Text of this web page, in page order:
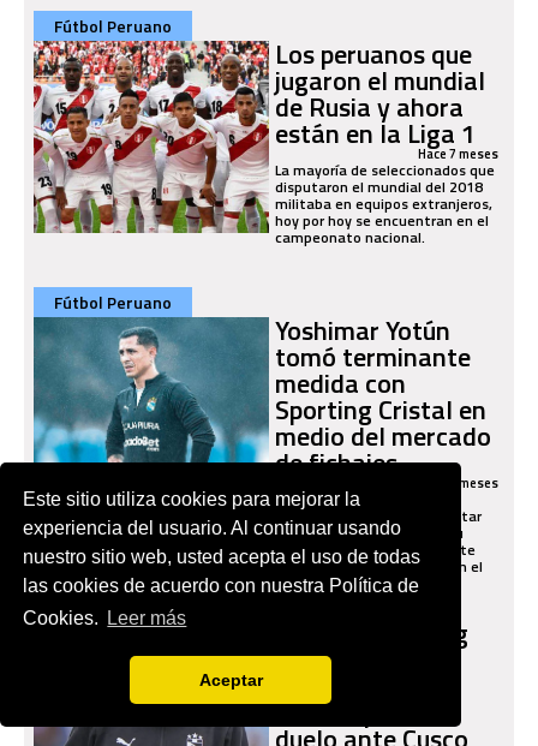
Este sitio utiliza cookies para mejorar la
experiencia del usuario. Al continuar usando
nuestro sitio web, usted acepta el uso de todas
las cookies de acuerdo con nuestra Política de
Cookies.
Leer más
Aceptar
Fútbol Peruano
Los peruanos que
jugaron el mundial
de Rusia y ahora
están en la Liga 1
Hace 7 meses
La mayoría de seleccionados que
disputaron el mundial del 2018
militaba en equipos extranjeros,
hoy por hoy se encuentran en el
campeonato nacional.
Fútbol Peruano
Yoshimar Yotún
tomó terminante
medida con
Sporting Cristal en
medio del mercado
de fichajes Hace 7 meses
En el Torneo Clausura 2025,
Sporting Cristal volvió a contar
con Yoshimar Yotún, pero su
desempeño no fue suficiente
para ganarse un lugar fijo en el
once de Autuori.
Fútbol Peruano
Dos bajas y una
duda en Sporting
Cristal: dolor de
Autuori previo al